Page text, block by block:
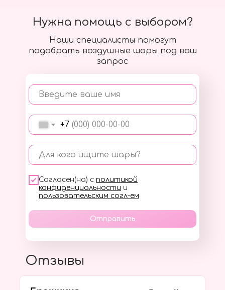
Наши специалисты помогут
подобрать воздушные шары под ваш
запрос
Введите ваше имя
+7
Для кого ищите шары?
Согласен(на) с политикой
конфиденциальности и
пользовательским согл-ем
Отправить
Нужна помощь с выбором?
Отзывы